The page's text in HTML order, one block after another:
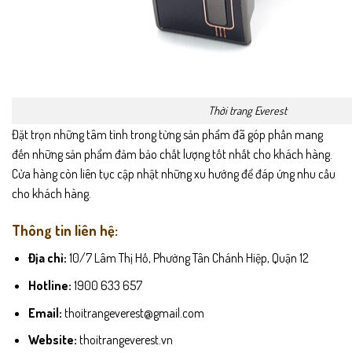
Thời trang Everest
Đặt trọn những tâm tình trong từng sản phẩm đã góp phần mang
đến những sản phẩm đảm bảo chất lượng tốt nhất cho khách hàng.
Cửa hàng còn liên tục cập nhật những xu hướng để đáp ứng nhu cầu
cho khách hàng.
Thông tin liên hệ:
Địa chỉ: 10/7 Lâm Thị Hố, Phường Tân Chánh Hiệp, Quận 12
Hotline: 1900 633 657
Email: thoitrangeverest@gmail.com
Website: thoitrangeverest.vn